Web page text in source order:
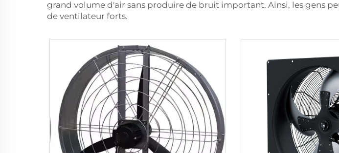
grand volume d'air sans produire de bruit important. Ainsi, les gens
de ventilateur forts.